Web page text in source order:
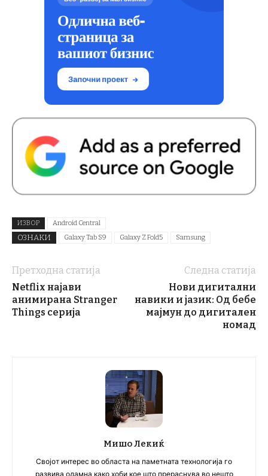
ИЗВОР Android Central
ОЗНАКИ Galaxy Tab S9 Galaxy Z Fold5 Samsung
Претходна статија
Netflix најави
анимирана Stranger
Things серија
Следна статија
Нови дигитални
навики и јазик: Од бебе
мајмун до дигитален
номад
Мишо Лекиќ
Својот интерес во областа на паметната технологија го
развива одамна како хоби кое што прераснува во нешто